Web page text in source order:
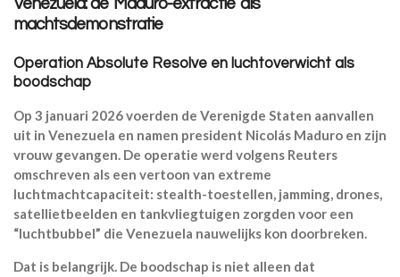
Venezuela: de ‘Maduro-extractie’ als
machtsdemonstratie
Operation Absolute Resolve en luchtoverwicht als
boodschap
Op 3 januari 2026 voerden de Verenigde Staten aanvallen
uit in Venezuela en namen president Nicolás Maduro en zijn
vrouw gevangen. De operatie werd volgens Reuters
omschreven als een vertoon van extreme
luchtmachtcapaciteit: stealth-toestellen, jamming, drones,
satellietbeelden en tankvliegtuigen zorgden voor een
“luchtbubbel” die Venezuela nauwelijks kon doorbreken.
Dat is belangrijk. De boodschap is niet alleen dat